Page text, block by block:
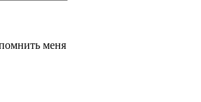
меня